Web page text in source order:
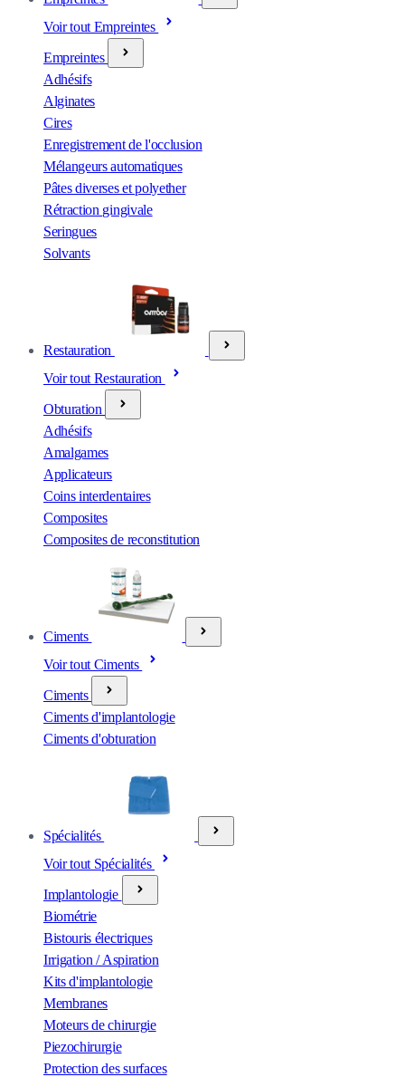
Voir tout Empreintes
Empreintes
Adhésifs
Alginates
Cires
Enregistrement de l'occlusion
Mélangeurs automatiques
Pâtes diverses et polyether
Rétraction gingivale
Seringues
Solvants
Restauration
Voir tout Restauration
Obturation
Adhésifs
Amalgames
Applicateurs
Coins interdentaires
Composites
Composites de reconstitution
Ciments
Voir tout Ciments
Ciments
Ciments d'implantologie
Ciments d'obturation
Spécialités
Voir tout Spécialités
Implantologie
Biométrie
Bistouris électriques
Irrigation / Aspiration
Kits d'implantologie
Membranes
Moteurs de chirurgie
Piezochirurgie
Protection des surfaces